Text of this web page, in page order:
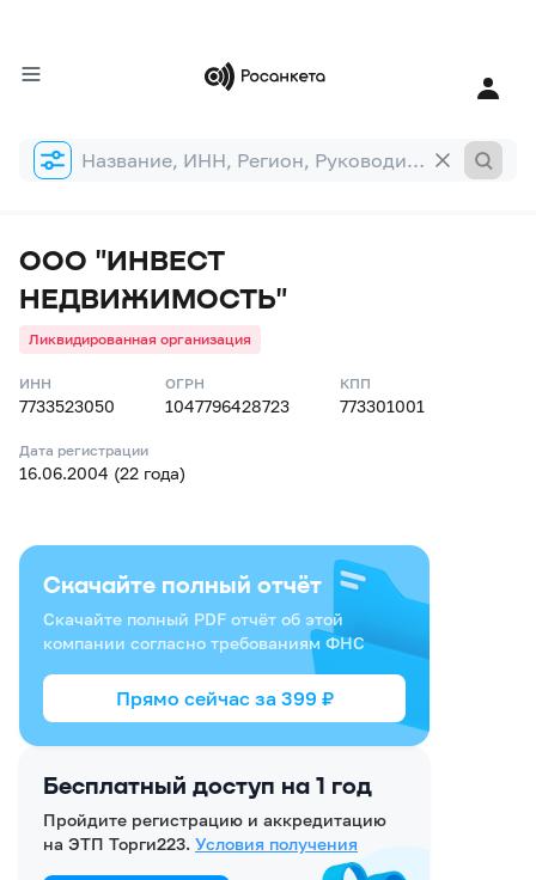
Форма
поиска
ООО "ИНВЕСТ
НЕДВИЖИМОСТЬ"
Ликвидированная организация
ИНН
7733523050
ОГРН
1047796428723
КПП
773301001
Дата регистрации
16.06.2004 (22 года)
Бесплатный доступ на 1 год
Пройдите регистрацию и аккредитацию
на ЭТП Торги223. Условия получения
Скачайте полный отчёт
Скачайте полный PDF отчёт об этой
компании согласно требованиям ФНС
Прямо сейчас за 399 ₽